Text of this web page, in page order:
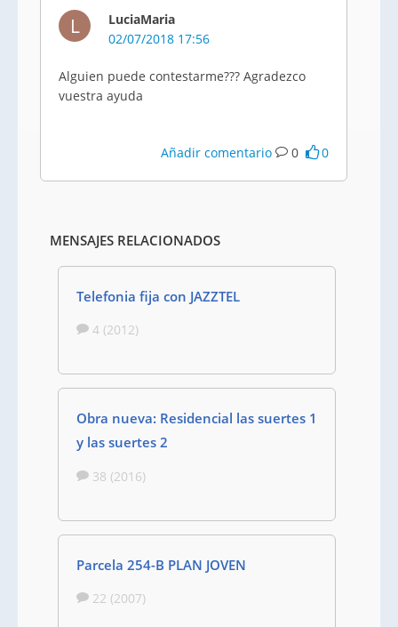
L
LuciaMaria
02/07/2018 17:56
Alguien puede contestarme??? Agradezco
vuestra ayuda
Añadir comentario 0 0
MENSAJES RELACIONADOS
Telefonia fija con JAZZTEL
4 (2012)
Obra nueva: Residencial las suertes 1
y las suertes 2
38 (2016)
Parcela 254-B PLAN JOVEN
22 (2007)